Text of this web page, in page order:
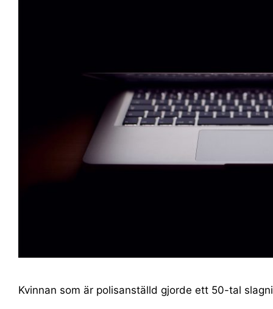
Kvinnan som är polisanställd gjorde ett 50-tal